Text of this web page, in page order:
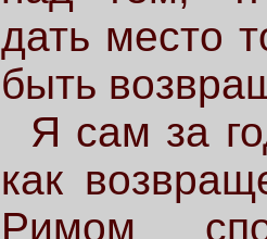
дать место
быть
Я сам за
как
Римом